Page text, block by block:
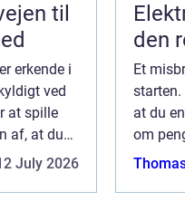
erkende i
ved
at spille
af, at du
Det er dog
July 2026
den
Et
starten.
at du
om
kan